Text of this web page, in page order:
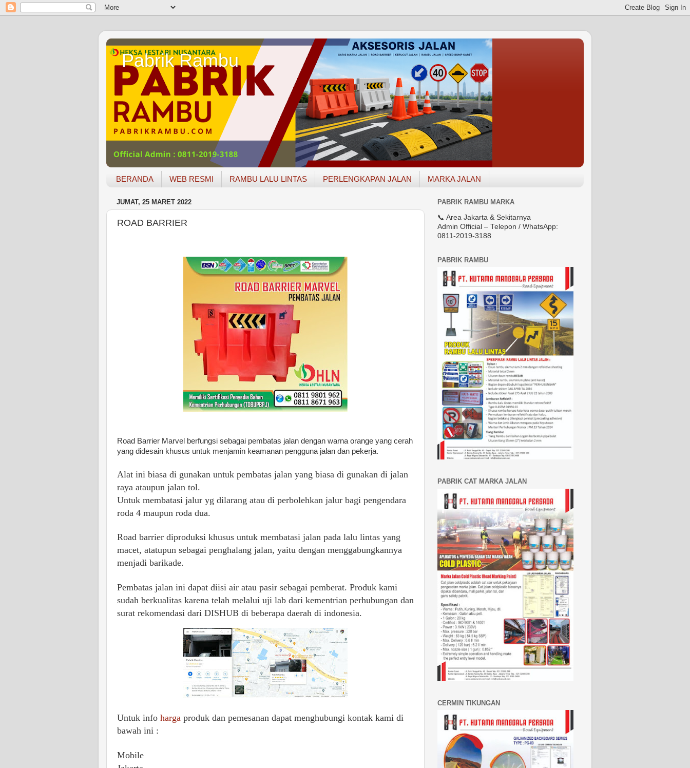
Pabrik Rambu
BERANDA WEB RESMI RAMBU LALU LINTAS PERLENGKAPAN JALAN MARKA JALAN
JUMAT, 25 MARET 2022
ROAD BARRIER
Road Barrier Marvel berfungsi sebagai pembatas jalan dengan warna orange yang cerah
yang didesain khusus untuk menjamin keamanan pengguna jalan dan pekerja.
Alat ini biasa di gunakan untuk pembatas jalan yang biasa di gunakan di jalan
raya ataupun jalan tol.
Untuk membatasi jalur yg dilarang atau di perbolehkan jalur bagi pengendara
roda 4 maupun roda dua.
Road barrier diproduksi khusus untuk membatasi jalan pada lalu lintas yang
macet, atatupun sebagai penghalang jalan, yaitu dengan menggabungkannya
menjadi barikade.
Pembatas jalan ini dapat diisi air atau pasir sebagai pemberat. Produk kami
sudah berkualitas karena telah melalui uji lab dari kementrian perhubungan dan
surat rekomendasi dari DISHUB di beberapa daerah di indonesia.
Untuk info harga produk dan pemesanan dapat menghubungi kontak kami di
bawah ini :
Mobile
PABRIK RAMBU MARKA
📞 Area Jakarta & Sekitarnya
Admin Official – Telepon / WhatsApp:
0811-2019-3188
PABRIK RAMBU
PABRIK CAT MARKA JALAN
CERMIN TIKUNGAN